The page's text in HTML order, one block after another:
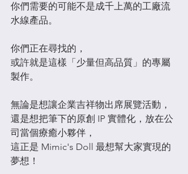
你們需要的可能不是成千上萬的工廠流
水線產品。
你們正在尋找的，
或許就是這樣「少量但高品質」的專屬
製作。
無論是想讓企業吉祥物出席展覽活動，
還是想把筆下的原創 IP 實體化，放在公
司當個療癒小夥伴，
這正是 Mimic's Doll 最想幫大家實現的
夢想！